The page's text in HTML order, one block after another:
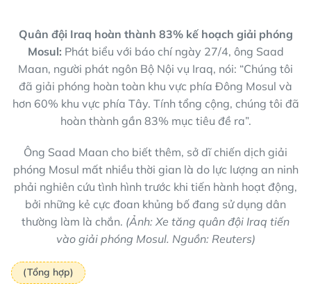
Quân đội Iraq hoàn thành 83% kế hoạch giải phóng
Mosul: Phát biểu với báo chí ngày 27/4, ông Saad
Maan, người phát ngôn Bộ Nội vụ Iraq, nói: “Chúng tôi
đã giải phóng hoàn toàn khu vực phía Đông Mosul và
hơn 60% khu vực phía Tây. Tính tổng cộng, chúng tôi đã
hoàn thành gần 83% mục tiêu đề ra”.
Ông Saad Maan cho biết thêm, sở dĩ chiến dịch giải
phóng Mosul mất nhiều thời gian là do lực lượng an ninh
phải nghiên cứu tình hình trước khi tiến hành hoạt động,
bởi những kẻ cực đoan khủng bố đang sử dụng dân
thường làm là chắn. (Ảnh: Xe tăng quân đội Iraq tiến
vào giải phóng Mosul. Nguồn: Reuters)
(Tổng hợp)